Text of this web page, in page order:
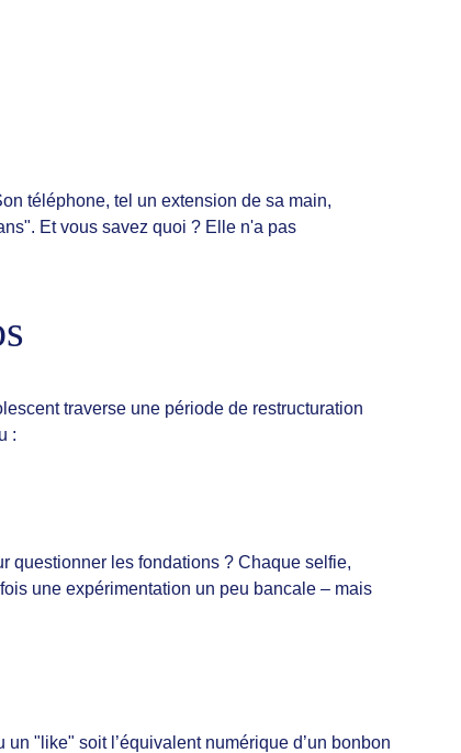
téléphone, tel un extension de sa main,
Et vous savez quoi ? Elle n'a pas
traverse une période de restructuration
:
questionner les fondations ? Chaque selfie,
une expérimentation un peu bancale – mais
"like" soit l’équivalent numérique d’un bonbon